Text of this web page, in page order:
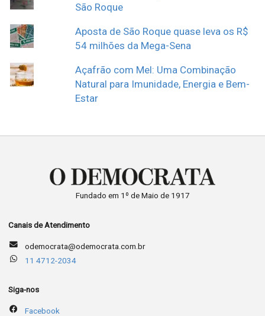
São Roque
Aposta de São Roque quase leva os R$
54 milhões da Mega-Sena
Açafrão com Mel: Uma Combinação
Natural para Imunidade, Energia e Bem-
Estar
Fundado em 1º de Maio de 1917
Canais de Atendimento
odemocrata@odemocrata.com.br
11 4712-2034
Siga-nos
Facebook